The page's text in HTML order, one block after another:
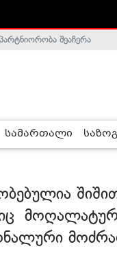
- ჰელსინკის
შეაჩერა
სამართალი